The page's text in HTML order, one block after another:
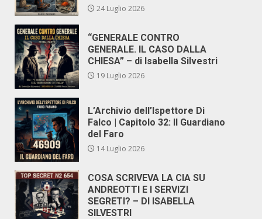
24 Luglio 2026
“GENERALE CONTRO
GENERALE. IL CASO DALLA
CHIESA” – di Isabella Silvestri
19 Luglio 2026
L’Archivio dell’Ispettore Di
Falco | Capitolo 32: Il Guardiano
del Faro
14 Luglio 2026
COSA SCRIVEVA LA CIA SU
ANDREOTTI E I SERVIZI
SEGRETI? – DI ISABELLA
SILVESTRI